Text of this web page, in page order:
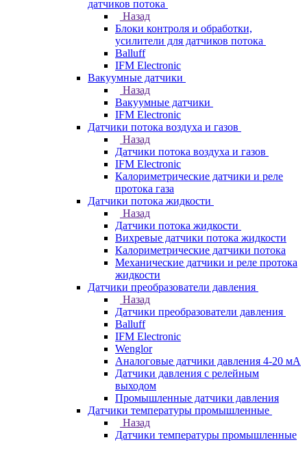
датчиков потока
Назад
Блоки контроля и обработки,
усилители для датчиков потока
Balluff
IFM Electronic
Вакуумные датчики
Назад
Вакуумные датчики
IFM Electronic
Датчики потока воздуха и газов
Назад
Датчики потока воздуха и газов
IFM Electronic
Калориметрические датчики и реле
протока газа
Датчики потока жидкости
Назад
Датчики потока жидкости
Вихревые датчики потока жидкости
Калориметрические датчики потока
Механические датчики и реле протока
жидкости
Датчики преобразователи давления
Назад
Датчики преобразователи давления
Balluff
IFM Electronic
Wenglor
Аналоговые датчики давления 4-20 мА
Датчики давления с релейным
выходом
Промышленные датчики давления
Датчики температуры промышленные
Назад
Датчики температуры промышленные